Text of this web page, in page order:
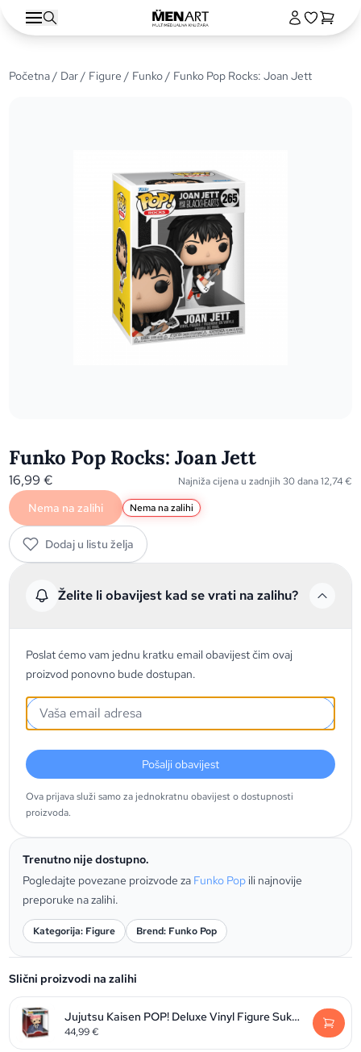
Početna/ Dar/ Figure / Funko/ Funko Pop Rocks: Joan Jett
Funko Pop Rocks: Joan Jett
16,99€ Najniža cijena u zadnjih 30 dana12,74€
Nema na zalihi Nema na zalihi
Dodaj u listu želja
Želite li obavijest kad se vrati na zalihu?
Poslat ćemo vam jednu kratku email obavijest čim ovaj
proizvod ponovno bude dostupan.
Pošalji obavijest
Ova prijava služi samo za jednokratnu obavijest o dostupnosti
proizvoda.
Trenutno nije dostupno.
Pogledajte povezane proizvode za Funko Pop ili najnovije
preporuke na zalihi.
Kategorija: Figure Brend: Funko Pop
Slični proizvodi na zalihi
Jujutsu Kaisen POP! Deluxe Vinyl Figure Sukuna 9 cm
44,99€